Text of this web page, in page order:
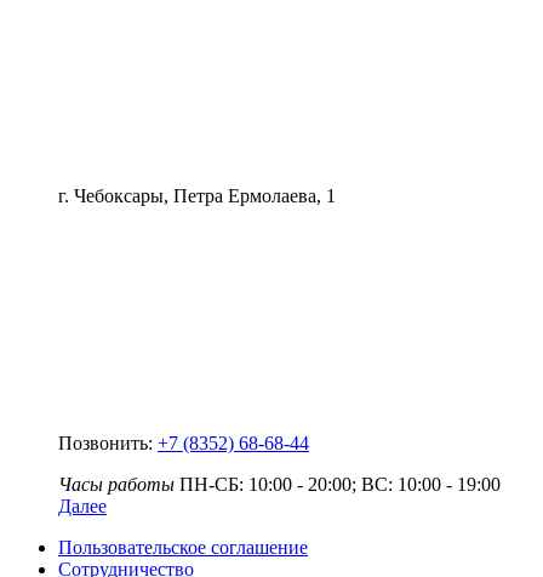
г. Чебоксары, Петра Ермолаева, 1
Позвонить: +7 (8352) 68-68-44
Часы работы ПН-СБ: 10:00 - 20:00; ВС: 10:00 - 19:00
Далее
Пользовательское соглашение
Сотрудничество